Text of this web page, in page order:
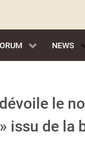
NEWS
dévoile le
issu de la